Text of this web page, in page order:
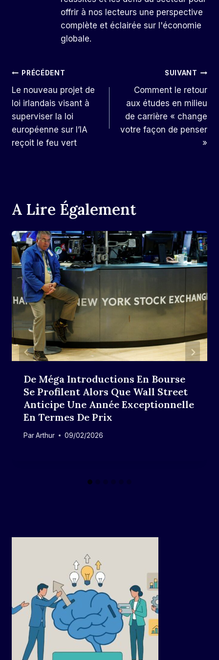
offrir à nos lecteurs une perspective
complète et éclairée sur l'économie
globale.
Navigation
De
L’article
PRÉCÉDENT
Le nouveau projet de
loi irlandais visant à
superviser la loi
européenne sur l’IA
reçoit le feu vert
SUIVANT
Comment le retour
aux études en milieu
de carrière « change
votre façon de penser
»
A Lire Également
De Méga Introductions En Bourse
Se Profilent Alors Que Wall Street
Anticipe Une Année Exceptionnelle
En Termes De Prix
ParArthur 09/02/2026